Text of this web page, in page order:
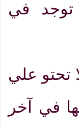
توجد في
تحتو علي
في آخر